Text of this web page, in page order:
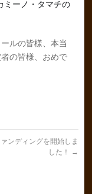
ミーノ・タマチの
ルの皆様、本当
の皆様、おめで
ンディングを開始しま
した！
→